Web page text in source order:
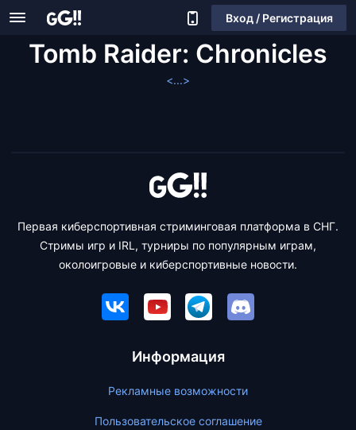
Вход / Регистрация
Tomb Raider: Chronicles
<...>
Первая киберспортивная стриминговая платформа в СНГ.
Стримы игр и IRL, турниры по популярным играм,
околоигровые и киберспортивные новости.
Информация
Рекламные возможности
Пользовательское соглашение